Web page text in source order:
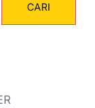
CARI